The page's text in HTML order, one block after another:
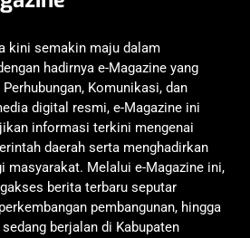
kini semakin maju dalam
hadirnya e-Magazine yang
Komunikasi, dan
digital resmi, e-Magazine ini
informasi terkini mengenai
daerah serta menghadirkan
masyarakat. Melalui e-Magazine ini,
berita terbaru seputar
pembangunan, hingga
berjalan di Kabupaten